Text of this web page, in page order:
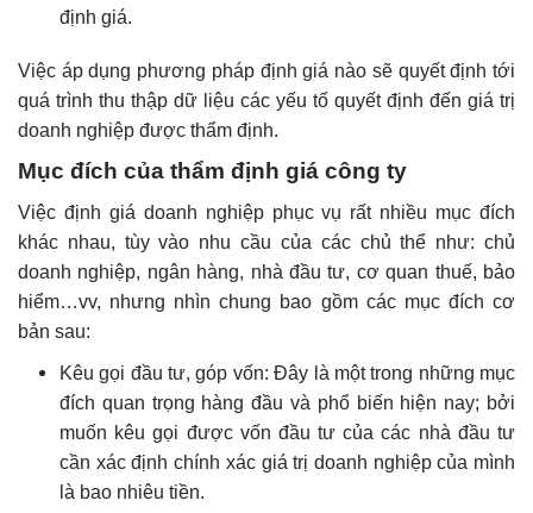
định giá.
Việc áp dụng phương pháp định giá nào sẽ quyết định tới
quá trình thu thập dữ liệu các yếu tố quyết định đến giá trị
doanh nghiệp được thẩm định.
Mục đích của thẩm định giá công ty
Việc định giá doanh nghiệp phục vụ rất nhiều mục đích
khác nhau, tùy vào nhu cầu của các chủ thể như: chủ
doanh nghiệp, ngân hàng, nhà đầu tư, cơ quan thuế, bảo
hiểm…vv, nhưng nhìn chung bao gồm các mục đích cơ
bản sau:
Kêu gọi đầu tư, góp vốn: Đây là một trong những mục
đích quan trọng hàng đầu và phổ biến hiện nay; bởi
muốn kêu gọi được vốn đầu tư của các nhà đầu tư
cần xác định chính xác giá trị doanh nghiệp của mình
là bao nhiêu tiền.